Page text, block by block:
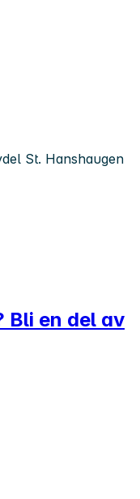
St. Hanshaugen
Bli en del av